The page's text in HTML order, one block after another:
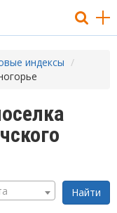
индексы